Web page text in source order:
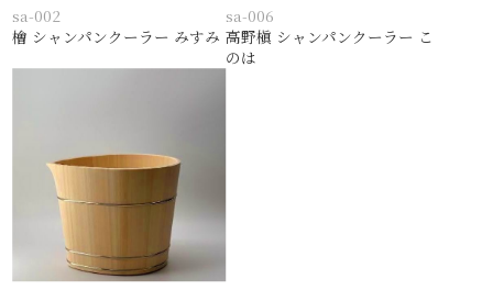
sa-002
檜 シャンパンクーラー みすみ
sa-006
高野槇 シャンパンクーラー こ
のは